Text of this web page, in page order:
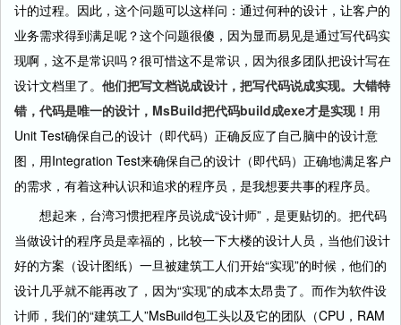
计的过程。因此，这个问题可以这样问：通过何种的设计，让客户的
业务需求得到满足呢？这个问题很傻，因为显而易见是通过写代码实
现啊，这不是常识吗？很可惜这不是常识，因为很多团队把设计写在
设计文档里了。 他们把写文档说成设计，把写代码说成实现。大错特
错，代码是唯一的设计，MsBuild把代码build成exe才是实现！ 用
Unit Test确保自己的设计（即代码）正确反应了自己脑中的设计意
图，用Integration Test来确保自己的设计（即代码）正确地满足客户
的需求，有着这种认识和追求的程序员，是我想要共事的程序员。
想起来，台湾习惯把程序员说成“设计师”，是更贴切的。把代码
当做设计的程序员是幸福的，比较一下大楼的设计人员，当他们设计
好的方案（设计图纸）一旦被建筑工人们开始“实现”的时候，他们的
设计几乎就不能再改了，因为“实现”的成本太昂贵了。而作为软件设
计师，我们的“建筑工人”MsBuild包工头以及它的团队（CPU，RAM